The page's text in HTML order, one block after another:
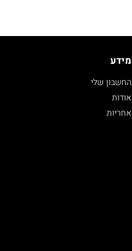
מידע
החשבון שלי
אודות
אחריות